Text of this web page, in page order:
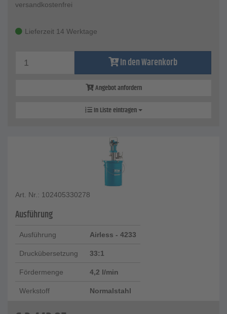
versandkostenfrei
Lieferzeit 14 Werktage
In den Warenkorb
Angebot anfordern
In Liste eintragen
Art. Nr.: 102405330278
Ausführung
Ausführung Airless - 4233
Druckübersetzung 33:1
Fördermenge 4,2 l/min
Werkstoff Normalstahl